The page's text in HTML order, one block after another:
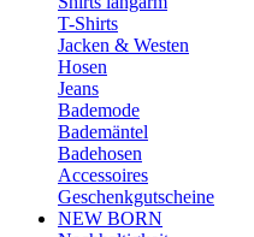
T-Shirts
Jacken & Westen
Hosen
Jeans
Bademode
Bademäntel
Badehosen
Accessoires
Geschenkgutscheine
NEW BORN